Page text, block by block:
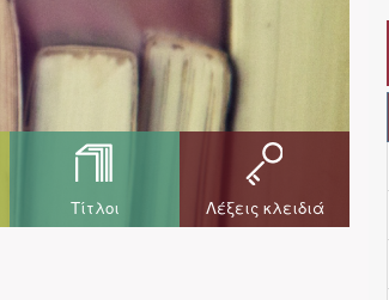
Τίτλοι Λέξεις κλειδιά